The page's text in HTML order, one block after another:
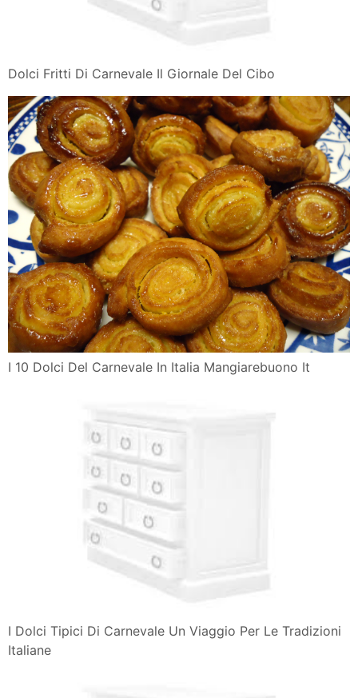
Dolci Fritti Di Carnevale Il Giornale Del Cibo
I 10 Dolci Del Carnevale In Italia Mangiarebuono It
I Dolci Tipici Di Carnevale Un Viaggio Per Le Tradizioni
Italiane